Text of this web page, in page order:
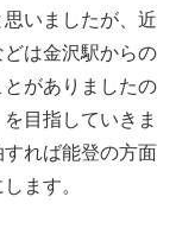
いましたが、近
は金沢駅からの
がありましたの
目指していきま
れば能登の方面
ます。